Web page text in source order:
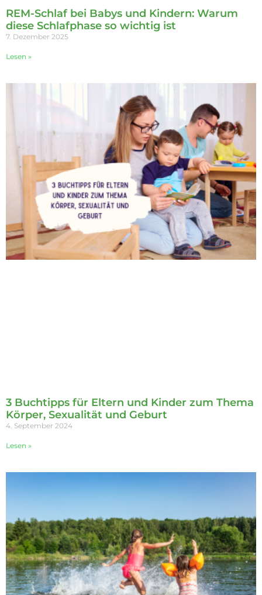
REM-Schlaf bei Babys und Kindern: Warum
diese Schlafphase so wichtig ist
7. Dezember 2025
Lesen »
3 Buchtipps für Eltern und Kinder zum Thema
Körper, Sexualität und Geburt
4. September 2024
Lesen »